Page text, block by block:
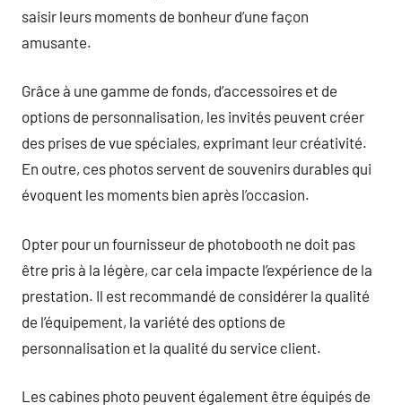
saisir leurs moments de bonheur d’une façon
amusante.
Grâce à une gamme de fonds, d’accessoires et de
options de personnalisation, les invités peuvent créer
des prises de vue spéciales, exprimant leur créativité.
En outre, ces photos servent de souvenirs durables qui
évoquent les moments bien après l’occasion.
Opter pour un fournisseur de photobooth ne doit pas
être pris à la légère, car cela impacte l’expérience de la
prestation. Il est recommandé de considérer la qualité
de l’équipement, la variété des options de
personnalisation et la qualité du service client.
Les cabines photo peuvent également être équipés de